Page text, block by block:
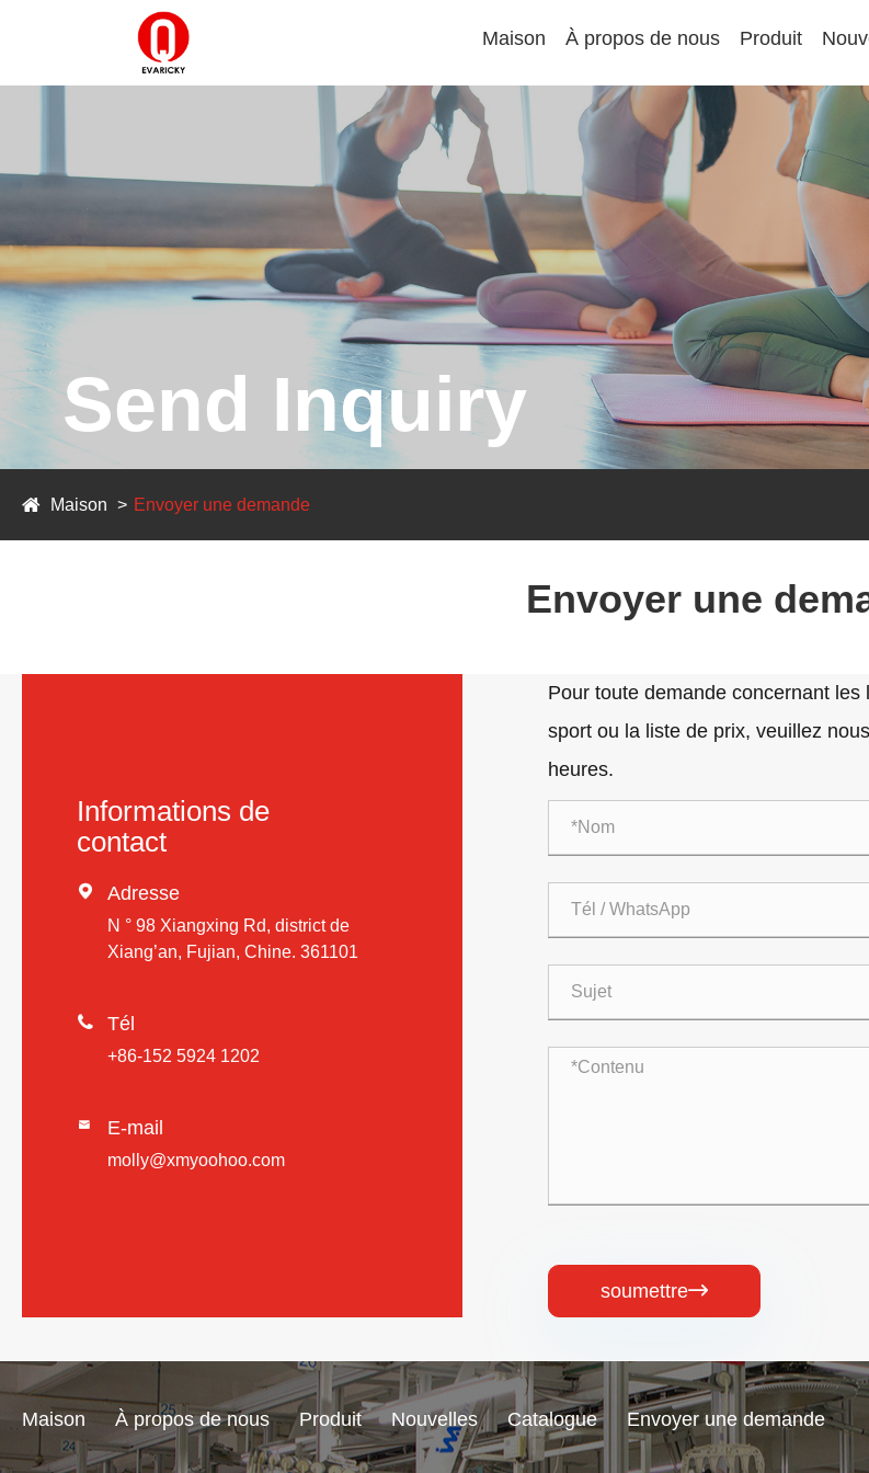
Maison À propos de nous Produit
Send Inquiry
Maison Envoyer une demande
Envoyer une
Informations de
contact
 Adresse
N ° 98 Xiangxing Rd, district de
Xiang’an, Fujian, Chine. 361101
 Tél
+86-152 5924 1202
 E-mail
molly@xmyoohoo.com
Pour toute demande concernant les
sport ou la liste de prix, veuillez
heures.
soumettre
Maison À propos de nous Produit Nouvelles Catalogue Envoyer une demande